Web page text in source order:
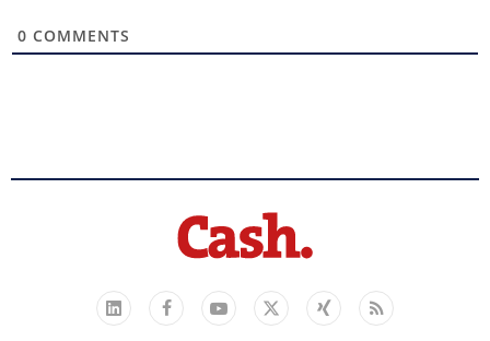
0 COMMENTS
LinkedIn
FacebookYouTube
X
Xing Feed